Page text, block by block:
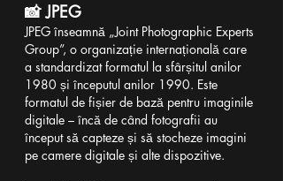
📸 JPEG
JPEG înseamnă „Joint Photographic Experts
Group”, o organizație internațională care
a standardizat formatul la sfârșitul anilor
1980 și începutul anilor 1990. Este
formatul de fișier de bază pentru imaginile
digitale – încă de când fotografii au
început să capteze și să stocheze imagini
pe camere digitale și alte dispozitive.